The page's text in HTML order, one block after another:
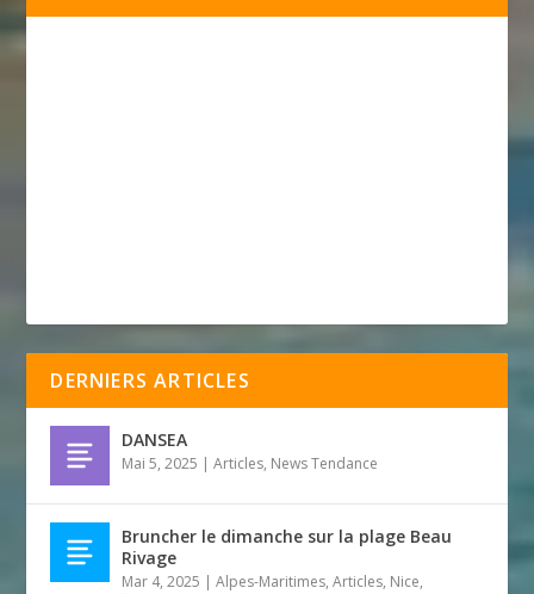
DERNIERS ARTICLES
DANSEA
Mai 5, 2025 |Articles, News Tendance
Bruncher le dimanche sur la plage Beau
Rivage
Mar 4, 2025 |Alpes-Maritimes,Articles, Nice,